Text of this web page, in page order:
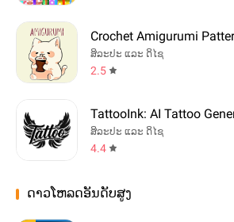
Crochet Amigurumi
ສິລະປະ ແລະ ດິໄຊ
2.5
TattooInk: AI Tattoo
ສິລະປະ ແລະ ດິໄຊ
4.4
ດາວໂຫລດອັນດັບສູງ